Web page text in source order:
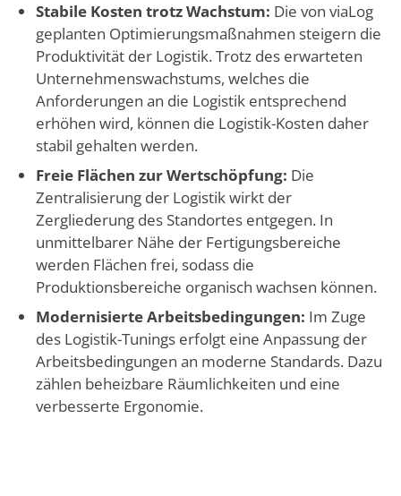
Stabile Kosten trotz Wachstum: Die von viaLog
geplanten Optimierungsmaßnahmen steigern die
Produktivität der Logistik. Trotz des erwarteten
Unternehmenswachstums, welches die
Anforderungen an die Logistik entsprechend
erhöhen wird, können die Logistik-Kosten daher
stabil gehalten werden.
Freie Flächen zur Wertschöpfung: Die
Zentralisierung der Logistik wirkt der
Zergliederung des Standortes entgegen. In
unmittelbarer Nähe der Fertigungsbereiche
werden Flächen frei, sodass die
Produktionsbereiche organisch wachsen können.
Modernisierte Arbeitsbedingungen: Im Zuge
des Logistik-Tunings erfolgt eine Anpassung der
Arbeitsbedingungen an moderne Standards. Dazu
zählen beheizbare Räumlichkeiten und eine
verbesserte Ergonomie.